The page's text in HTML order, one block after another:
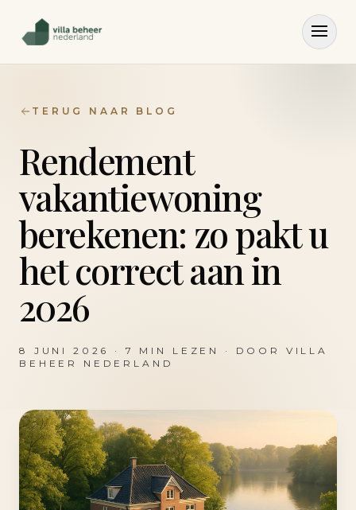
TERUG NAAR BLOG
Rendement
vakantiewoning
berekenen: zo pakt u
het correct aan in
2026
8 JUNI 2026 · 7 MIN LEZEN · DOOR
VILLA
BEHEER NEDERLAND